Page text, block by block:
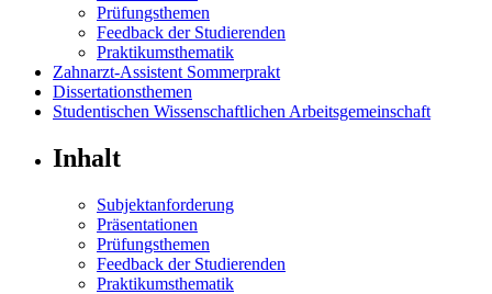
Prüfungsthemen
Feedback der Studierenden
Praktikumsthematik
Zahnarzt-Assistent Sommerprakt
Dissertationsthemen
Studentischen Wissenschaftlichen Arbeitsgemeinschaft
Inhalt
Subjektanforderung
Präsentationen
Prüfungsthemen
Feedback der Studierenden
Praktikumsthematik